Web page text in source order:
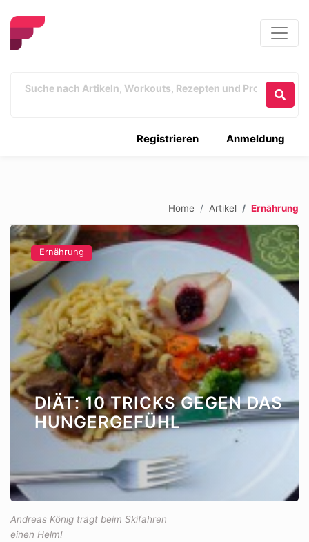
Anmeldung
Registrieren
Home Artikel Ernährung
Ernährung
DIÄT: 10 TRICKS GEGEN DAS
HUNGERGEFÜHL
Andreas König trägt beim Skifahren
einen Helm!